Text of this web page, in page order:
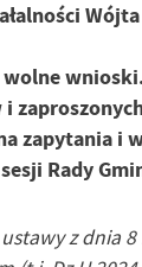
wolne
zapytania i
Rady
z dnia